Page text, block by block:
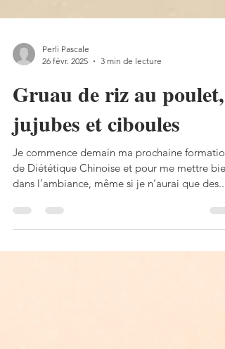
26 févr. 2025
3 min de lecture
Gruau de riz au poulet,
jujubes et ciboules
Je commence demain ma prochaine formation
dans l’ambiance, même si je n’aurai que des...